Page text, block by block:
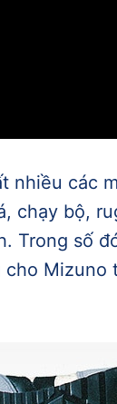
nhiều các
chạy bộ,
Trong số